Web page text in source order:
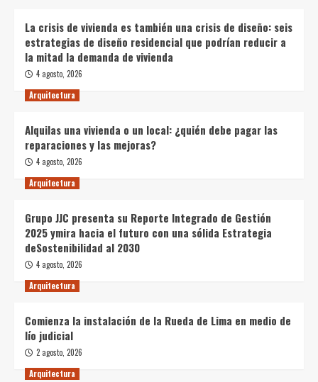
La crisis de vivienda es también una crisis de diseño: seis
estrategias de diseño residencial que podrían reducir a
la mitad la demanda de vivienda
4 agosto, 2026
Arquitectura
Alquilas una vivienda o un local: ¿quién debe pagar las
reparaciones y las mejoras?
4 agosto, 2026
Arquitectura
Grupo JJC presenta su Reporte Integrado de Gestión
2025 ymira hacia el futuro con una sólida Estrategia
deSostenibilidad al 2030
4 agosto, 2026
Arquitectura
Comienza la instalación de la Rueda de Lima en medio de
lío judicial
2 agosto, 2026
Arquitectura